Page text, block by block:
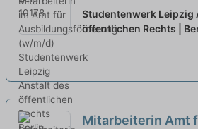
Studentenwerk Leipzig
öffentlichen Rechts |
Mitarbeiterin Amt